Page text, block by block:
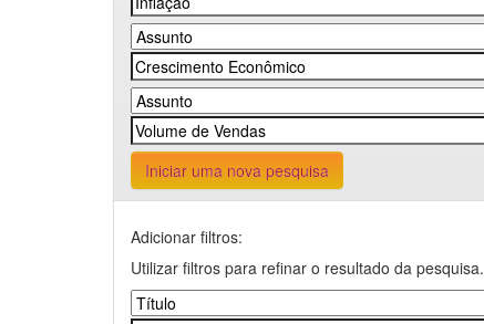
Iniciar uma nova pesquisa
Adicionar filtros:
Utilizar filtros para refinar o resultado da pesquisa.